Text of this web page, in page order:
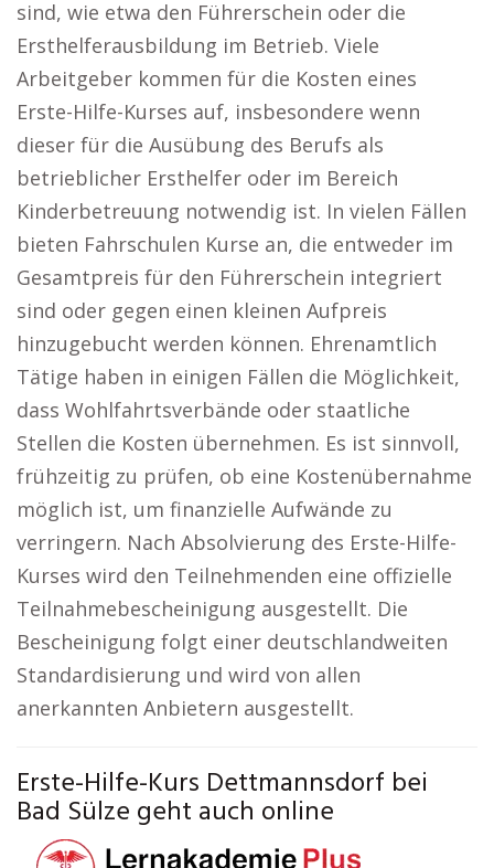
sind, wie etwa den Führerschein oder die
Ersthelferausbildung im Betrieb. Viele
Arbeitgeber kommen für die Kosten eines
Erste-Hilfe-Kurses auf, insbesondere wenn
dieser für die Ausübung des Berufs als
betrieblicher Ersthelfer oder im Bereich
Kinderbetreuung notwendig ist. In vielen Fällen
bieten Fahrschulen Kurse an, die entweder im
Gesamtpreis für den Führerschein integriert
sind oder gegen einen kleinen Aufpreis
hinzugebucht werden können. Ehrenamtlich
Tätige haben in einigen Fällen die Möglichkeit,
dass Wohlfahrtsverbände oder staatliche
Stellen die Kosten übernehmen. Es ist sinnvoll,
frühzeitig zu prüfen, ob eine Kostenübernahme
möglich ist, um finanzielle Aufwände zu
verringern. Nach Absolvierung des Erste-Hilfe-
Kurses wird den Teilnehmenden eine offizielle
Teilnahmebescheinigung ausgestellt. Die
Bescheinigung folgt einer deutschlandweiten
Standardisierung und wird von allen
anerkannten Anbietern ausgestellt.
Erste-Hilfe-Kurs Dettmannsdorf bei
Bad Sülze geht auch online